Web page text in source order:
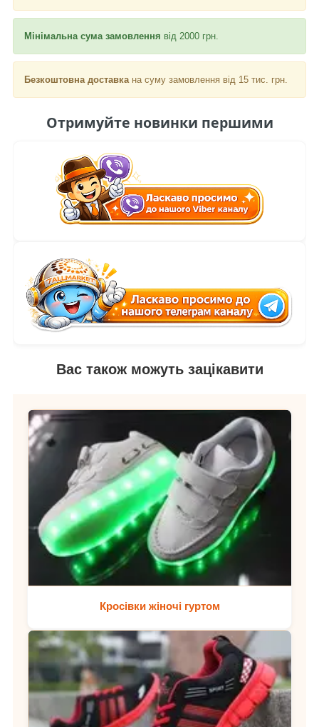
Мінімальна сума замовлення від 2000 грн.
Безкоштовна доставка на суму замовлення від 15 тис. грн.
Отримуйте новинки першими
Вас також можуть зацікавити
Кросівки жіночі гуртом